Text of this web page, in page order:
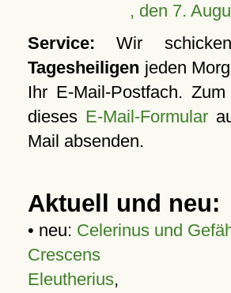
, den 7.
Service: Wir
Tagesheiligen jeden
Ihr E-Mail-Postfach.
dieses E-Mail-Formular
Mail absenden.
Aktuell und neu:
• neu: Celerinus und
Crescens
Eleutherius,